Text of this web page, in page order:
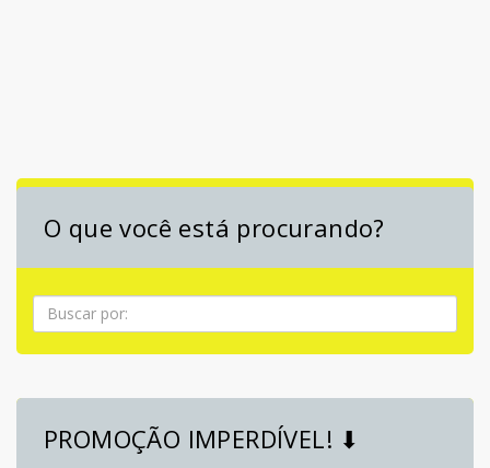
O que você está procurando?
Pesquisa
PROMOÇÃO IMPERDÍVEL! ⬇